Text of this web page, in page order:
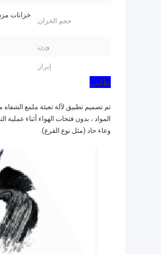
حجم الخزان:
خزانات
وزن:
إبراز:
طلب
تم تصميم تطبيق لآلة تعبئة ملمع الشفاه ماسكارا بفوهة بخزان
المواد ، بدون فتحات الهواء أثناء عملية
وعاء حاد (مثل نوع القرع).